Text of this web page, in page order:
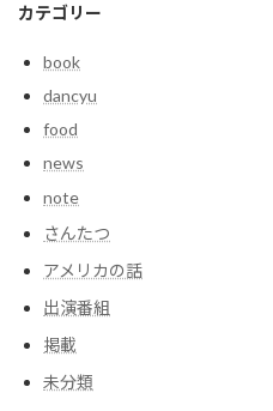
カテゴリー
book
dancyu
food
news
note
さんたつ
アメリカの話
出演番組
掲載
未分類